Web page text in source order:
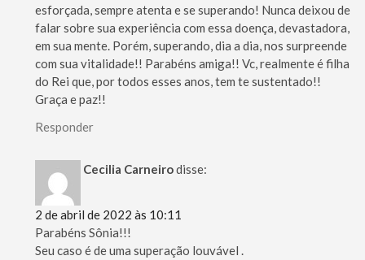
esforçada, sempre atenta e se superando! Nunca deixou de
falar sobre sua experiência com essa doença, devastadora,
em sua mente. Porém, superando, dia a dia, nos surpreende
com sua vitalidade!! Parabéns amiga!! Vc, realmente é filha
do Rei que, por todos esses anos, tem te sustentado!!
Graça e paz!!
Responder
Cecilia Carneirodisse:
2 de abril de 2022 às 10:11
Parabéns Sônia!!!
Seu caso é de uma superação louvável .